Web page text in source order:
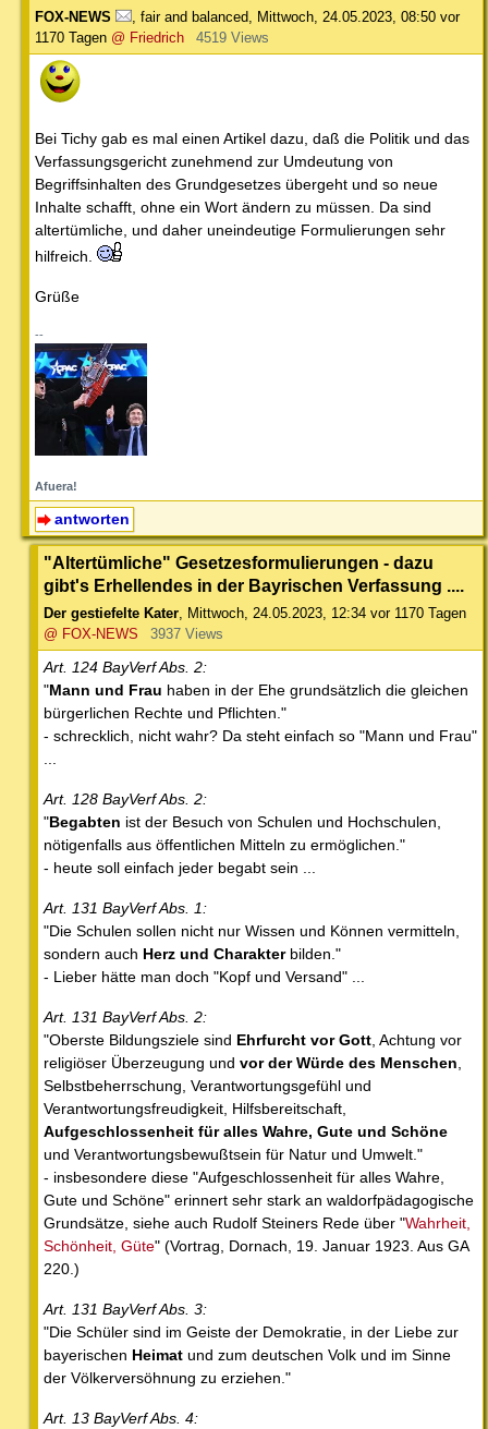
FOX-NEWS fair and balanced Mittwoch, 24.05.2023, 08:50 vor
1170 Tagen @ Friedrich 4519 Views
Bei Tichy gab es mal einen Artikel dazu, daß die Politik und das
Verfassungsgericht zunehmend zur Umdeutung von
Begriffsinhalten des Grundgesetzes übergeht und so neue
Inhalte schafft, ohne ein Wort ändern zu müssen. Da sind
altertümliche, und daher uneindeutige Formulierungen sehr
hilfreich.
Grüße
--
Afuera!
antworten
"Altertümliche" Gesetzesformulierungen - dazu
gibt's Erhellendes in der Bayrischen Verfassung ....
Der gestiefelte Kater Mittwoch, 24.05.2023, 12:34 vor 1170 Tagen
@ FOX-NEWS
3937 Views
Art. 124 BayVerf Abs. 2:
"Mann und Frau haben in der Ehe grundsätzlich die gleichen
bürgerlichen Rechte und Pflichten."
- schrecklich, nicht wahr? Da steht einfach so "Mann und Frau"
Art. 128 BayVerf Abs. 2:
"Begabten ist der Besuch von Schulen und Hochschulen,
nötigenfalls aus öffentlichen Mitteln zu ermöglichen."
- heute soll einfach jeder begabt sein ...
Art. 131 BayVerf Abs. 1:
"Die Schulen sollen nicht nur Wissen und Können vermitteln,
sondern auch Herz und Charakterbilden."
- Lieber hätte man doch "Kopf und Versand" ...
Art. 131 BayVerf Abs. 2:
"Oberste Bildungsziele sind Ehrfurcht vor Gott , Achtung vor
religiöser Überzeugung und vor der Würde des Menschen
Selbstbeherrschung, Verantwortungsgefühl und
Verantwortungsfreudigkeit, Hilfsbereitschaft,
Aufgeschlossenheit für alles Wahre, Gute und Schöne
und Verantwortungsbewußtsein für Natur und Umwelt."
- insbesondere diese "Aufgeschlossenheit für alles Wahre,
Gute und Schöne" erinnert sehr stark an waldorfpädagogische
Grundsätze, siehe auch Rudolf Steiners Rede über "Wahrheit,
Schönheit, Güte" (Vortrag, Dornach, 19. Januar 1923. Aus GA
220.)
Art. 131 BayVerf Abs. 3:
"Die Schüler sind im Geiste der Demokratie, in der Liebe zur
bayerischen Heimat und zum deutschen Volk und im Sinne
der Völkerversöhnung zu erziehen."
Art. 13 BayVerf Abs. 4: